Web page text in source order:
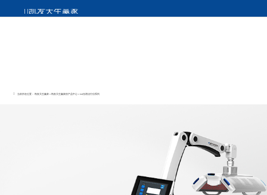
凯发天生赢家
当前所在位置：凯发天生赢家 >凯发天生赢家的产品中心 >led光谱治疗仪系列